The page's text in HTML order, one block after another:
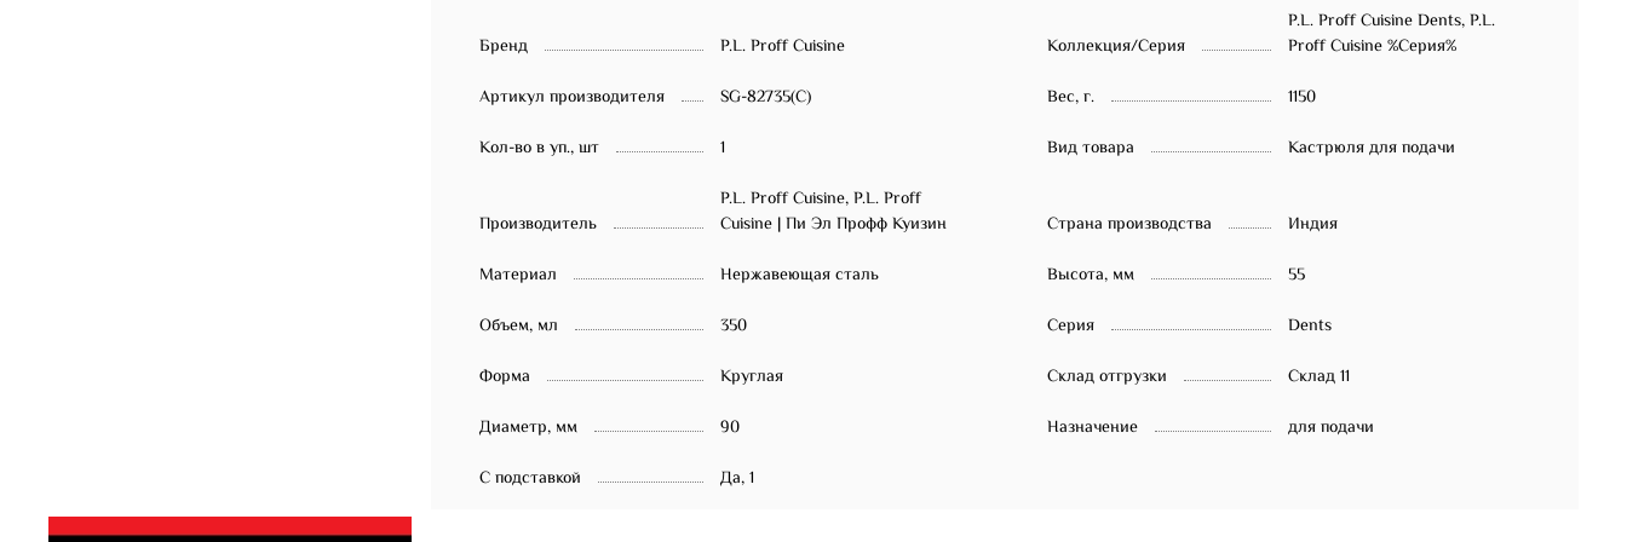
Бренд P.L. Proff Cuisine Коллекция/Серия
P.L. Proff Cuisine Dents, P.L.
Proff Cuisine %Серия%
Артикул производителя
SG-82735(C) Вес, г.
1150
Кол-во в уп., шт
1 Вид товара Кастрюля для подачи
Производитель
P.L. Proff Cuisine, P.L. Proff
Cuisine | Пи Эл Профф Куизин
Страна производства
Индия
Материал
Нержавеющая сталь Высота, мм
55
Объем, мл
350 Серия
Dents
Форма
Круглая Склад отгрузки
Склад 11
Диаметр, мм
90 Назначение
для подачи
С подставкой
Да, 1